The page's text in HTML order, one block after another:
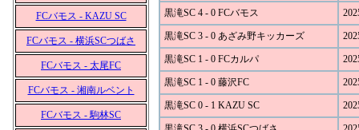
FCバモス - KAZU SC
FCバモス - 横浜SCつばさ
FCバモス - 太尾FC
FCバモス - 湘南ルベント
FCバモス - 駒林SC
黒滝SC 4 - 0 FCバモス
黒滝SC 3 - 0 あざみ野キッカーズ
黒滝SC 1 - 0 FCカルパ
黒滝SC 1 - 0 藤沢FC
黒滝SC 0 - 1 KAZU SC